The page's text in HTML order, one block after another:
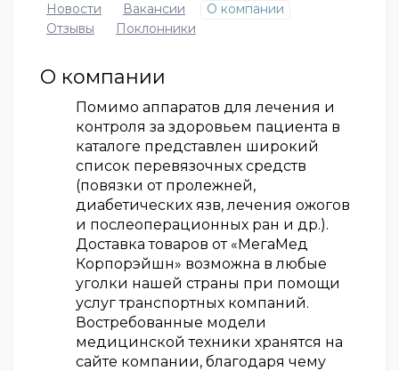
Новости
Вакансии
О компании
Отзывы
Поклонники
О компании
Помимо аппаратов для лечения и
контроля за здоровьем пациента в
каталоге представлен широкий
список перевязочных средств
(повязки от пролежней,
диабетических язв, лечения ожогов
и послеоперационных ран и др.).
Доставка товаров от «МегаМед
Корпорэйшн» возможна в любые
уголки нашей страны при помощи
услуг транспортных компаний.
Востребованные модели
медицинской техники хранятся на
сайте компании, благодаря чему